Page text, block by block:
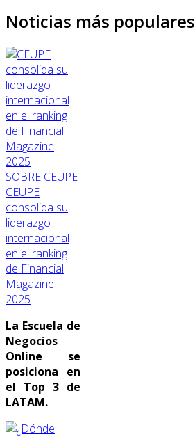
Noticias más populares
SOBRE CEUPE
CEUPE
consolida su
liderazgo
internacional
en el ranking
de Financial
Magazine
2025
La Escuela de
Negocios
Online se
posiciona en
el Top 3 de
LATAM.